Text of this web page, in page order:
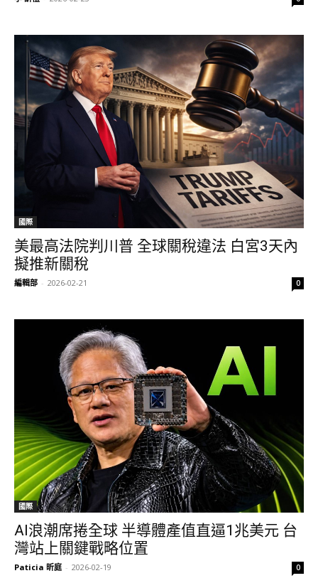
國際
美最高法院判川普 全球關稅違法 白宮3天內
擬推新關稅
編輯部 - 2026-02-21 0
國際
AI浪潮席捲全球 半導體產值直逼1兆美元 台
灣站上關鍵戰略位置
Paticia 昕庭 - 2026-02-19 0